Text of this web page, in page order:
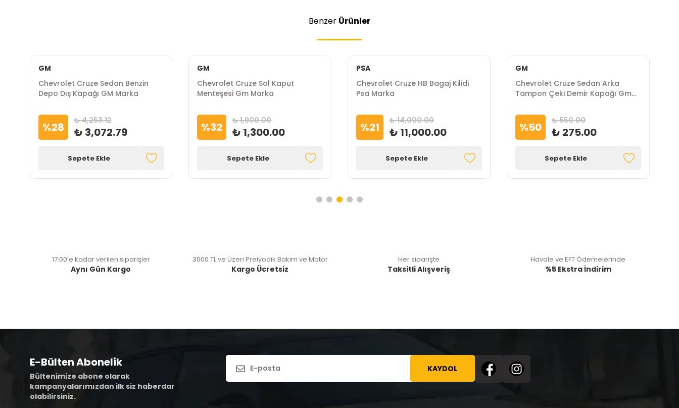
Benzer Ürünler
GM
Chevrolet Cruze Sedan Benzin
Depo Dış Kapağı GM Marka
%28 ₺ 4,253.12
₺ 3,072.79
Sepete Ekle
GM
Chevrolet Cruze Sol Kaput
Menteşesi Gm Marka
%32 ₺ 1,900.00
₺ 1,300.00
Sepete Ekle
PSA
Chevrolet Cruze HB Bagaj Kilidi
Psa Marka
%21 ₺ 14,000.00
₺ 11,000.00
Sepete Ekle
GM
Chevrolet Cruze Sedan Arka
Tampon Çeki Demir Kapağı Gm
%50 ₺ 550.00
₺ 275.00
Sepete Ekle
17:00’e kadar verilen siparişler
Aynı Gün Kargo
3000 TL ve Üzeri Preiyodik Bakım ve Motor
Kargo Ücretsiz
Her siparişte
Taksitli Alışveriş
Havale ve EFT Ödemelerinde
%5 Ekstra İndirim
E-Bülten Abonelik
Bültenimize abone olarak
kampanyalarımızdan ilk siz haberdar
olabilirsiniz.
KAYDOL